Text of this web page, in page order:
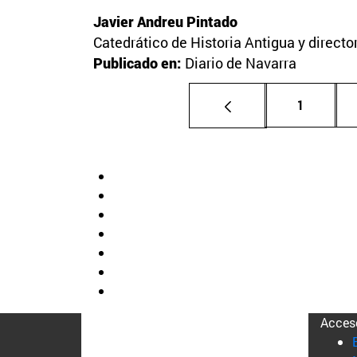
Javier Andreu Pintado
Catedrático de Historia Antigua y
Publicado en: Diario de Navarra
Página
1